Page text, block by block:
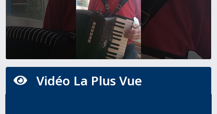
 Vidéo La Plus Vue